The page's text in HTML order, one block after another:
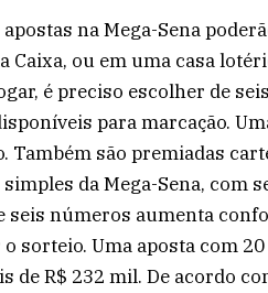
na Mega-Sena
Caixa, ou em uma casa
é preciso escolher de
para marcação.
Também são premiadas
da Mega-Sena, com
seis números aumenta
sorteio. Uma aposta com
de R$ 232 mil. De acordo